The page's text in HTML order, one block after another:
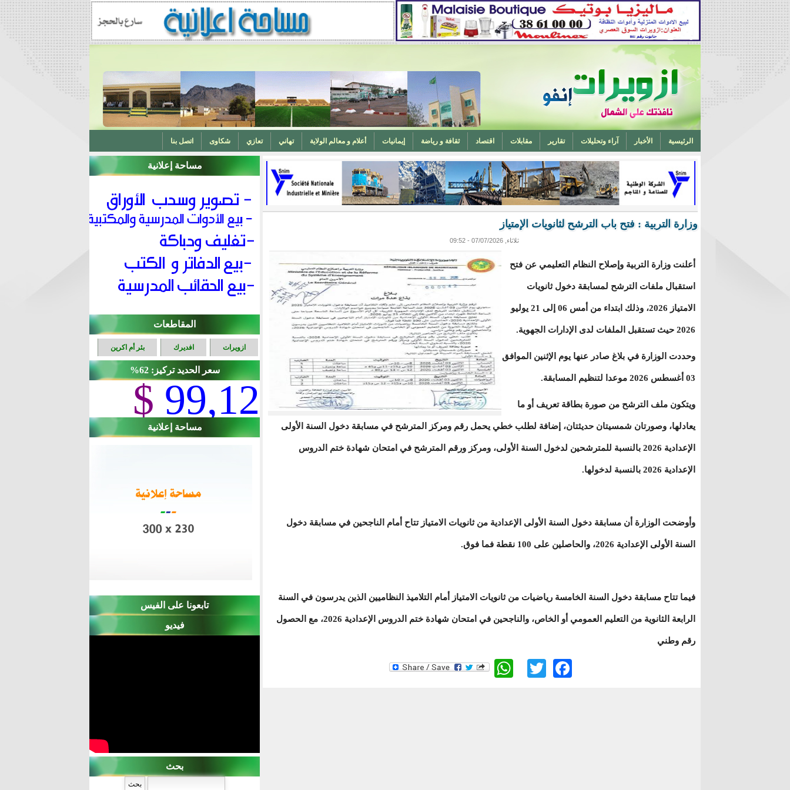
الرئيسية الأخبار آراء وتحليلات تقارير مقابلات اقتصاد ثقافة و رياضة إيمانيات أعلام و معالم الولاية تهاني تعازي شكاوى اتصل بنا
تخرج أحد ابناء ازويرات مهندسا في الهندسة الميكانيكية من المغرب (تهنئة) ه وزارة الشؤون الإسلامية تدعو لتوحيد خطبة الجمعة حول الحرابة مساحة إعلانية
المقاطعات
ازويرات افديرك بئر أم اكرين
سعر الحديد تركيز: 62%
99,12
$
مساحة إعلانية
تابعونا على الفيس
فيديو
بحث
وزارة التربية : فتح باب الترشح لثانويات الإمتياز
ثلاثاء, 07/07/2026 - 09:52
أعلنت وزارة التربية وإصلاح النظام التعليمي عن فتح
استقبال ملفات الترشح لمسابقة دخول ثانويات
الامتياز 2026، وذلك ابتداء من أمس 06 إلى 21 يوليو
2026 حيث تستقبل الملفات لدى الإدارات الجهوية.
وحددت الوزارة في بلاغ صادر عنها يوم الإثنين الموافق
03 أغسطس 2026 موعدا لتنظيم المسابقة.
ويتكون ملف الترشح من صورة بطاقة تعريف أو ما
يعادلها، وصورتان شمسيتان حديثتان، إضافة لطلب خطي يحمل رقم ومركز المترشح في مسابقة دخول السنة الأولى
الإعدادية 2026 بالنسبة للمترشحين لدخول السنة الأولى، ومركز ورقم المترشح في امتحان شهادة ختم الدروس
الإعدادية 2026 بالنسبة لدخولها.
وأوضحت الوزارة أن مسابقة دخول السنة الأولى الإعدادية من ثانويات الامتياز تتاح أمام الناجحين في مسابقة دخول
السنة الأولى الإعدادية 2026، والحاصلين على 100 نقطة فما فوق.
فيما تتاح مسابقة دخول السنة الخامسة رياضيات من ثانويات الامتياز أمام التلاميذ النظاميين الذين يدرسون في السنة
الرابعة الثانوية من التعليم العمومي أو الخاص، والناجحين في امتحان شهادة ختم الدروس الإعدادية 2026، مع الحصول
رقم وطني
Facebook
Twitter
WhatsApp